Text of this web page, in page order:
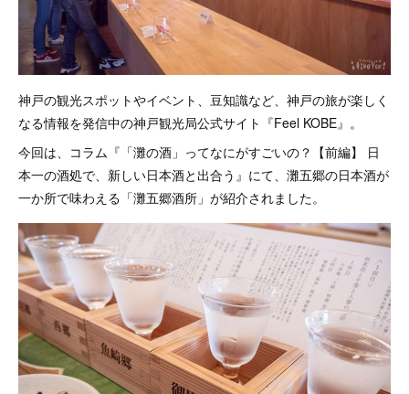
神戸の観光スポットやイベント、豆知識など、神戸の旅が楽しく
なる情報を発信中の神戸観光局公式サイト『Feel KOBE』。
今回は、コラム『「灘の酒」ってなにがすごいの？【前編】 日
本一の酒処で、新しい日本酒と出合う』にて、灘五郷の日本酒が
一か所で味わえる「灘五郷酒所」が紹介されました。